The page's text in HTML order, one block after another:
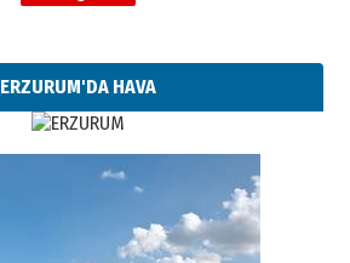
ERZURUM'DA HAVA